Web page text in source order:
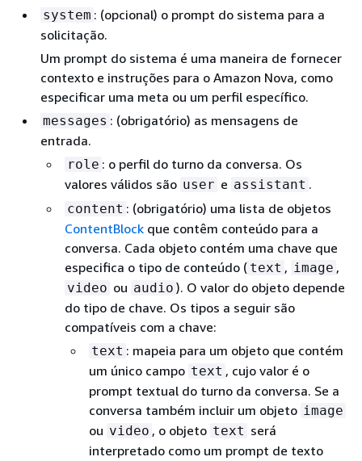
system : (opcional) o prompt do sistema para a
solicitação.
Um prompt do sistema é uma maneira de fornecer
contexto e instruções para o Amazon Nova, como
especificar uma meta ou um perfil específico.
messages : (obrigatório) as mensagens de
entrada.
role : o perfil do turno da conversa. Os
valores válidos são user e assistant .
content : (obrigatório) uma lista de objetos
ContentBlock que contêm conteúdo para a
conversa. Cada objeto contém uma chave que
especifica o tipo de conteúdo ( text , image ,
video ou audio ). O valor do objeto depende
do tipo de chave. Os tipos a seguir são
compatíveis com a chave:
text : mapeia para um objeto que contém
um único campo text , cujo valor é o
prompt textual do turno da conversa. Se a
conversa também incluir um objeto image
ou video , o objeto text será
interpretado como um prompt de texto